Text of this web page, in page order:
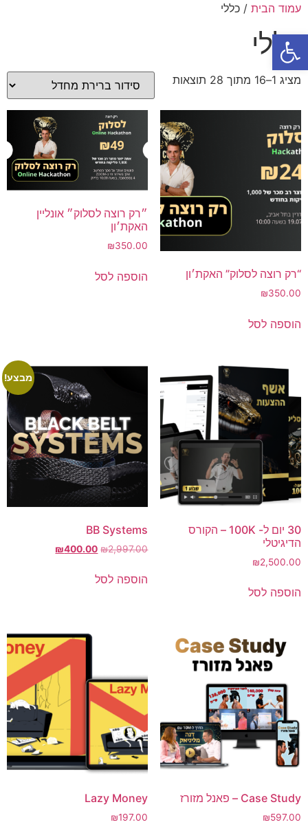
פתח סרגל נגישות
עמוד הבית / כללי
כללי
מציג 1–16 מתוך 28 תוצאות
“רק רוצה לסלוק” האקת׳ון
₪350.00
הוספה לסל
״רק רוצה לסלוק״ אונליין
האקת׳ון
₪350.00
הוספה לסל
30 יום ל- 100K – הקורס
הדיגיטלי
₪2,500.00
הוספה לסל
מבצע!
BB Systems
₪2,997.00
₪400.00
הוספה לסל
Case Study – פאנל מזורז
₪597.00
Lazy Money
₪197.00